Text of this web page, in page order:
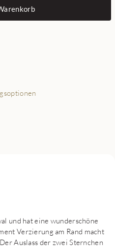
und hat eine wunderschöne
Verzierung am Rand macht
Auslass der zwei Sternchen